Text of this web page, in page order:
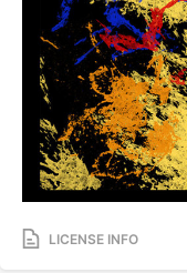
LICENSE INFO